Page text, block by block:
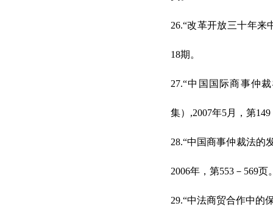
26.“改革开放三十年来
18期。
27.“中国国际商事仲
集）,2007年5月，第
28.“中国商事仲裁法的
2006年，第553－569页
29.“中法商贸合作中的